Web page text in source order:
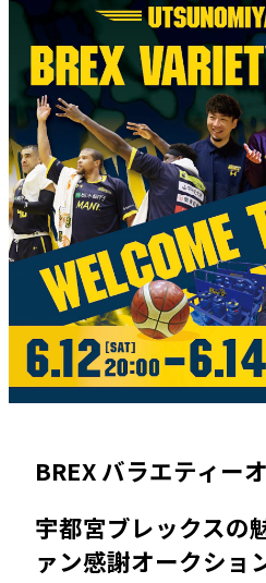
BREX バラエティー
宇都宮ブレックスの
ァン感謝オークショ